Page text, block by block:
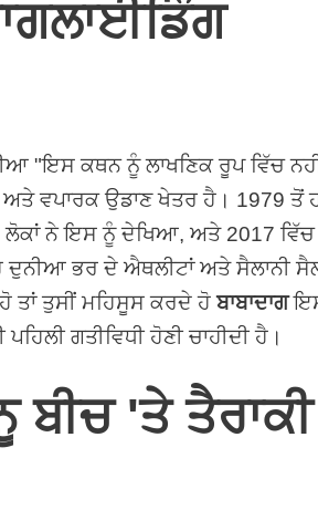
"ਇਸ ਕਥਨ ਨੂੰ ਲਾਖਣਿਕ ਰੂਪ ਵਿੱਚ
ਵਪਾਰਕ ਉਡਾਣ ਖੇਤਰ ਹੈ। 1979 ਤੋਂ
ਲੋਕਾਂ ਨੇ ਇਸ ਨੂੰ ਦੇਖਿਆ, ਅਤੇ 2017
ਭਰ ਦੇ ਐਥਲੀਟਾਂ ਅਤੇ ਸੈਲਾਨੀ
ਤਾਂ ਤੁਸੀਂ ਮਹਿਸੂਸ ਕਰਦੇ ਹੋਬਾਬਾਦਾਗ
ਗਤੀਵਿਧੀ ਹੋਣੀ ਚਾਹੀਦੀ ਹੈ।
'ਤੇ ਤੈਰਾਕੀ